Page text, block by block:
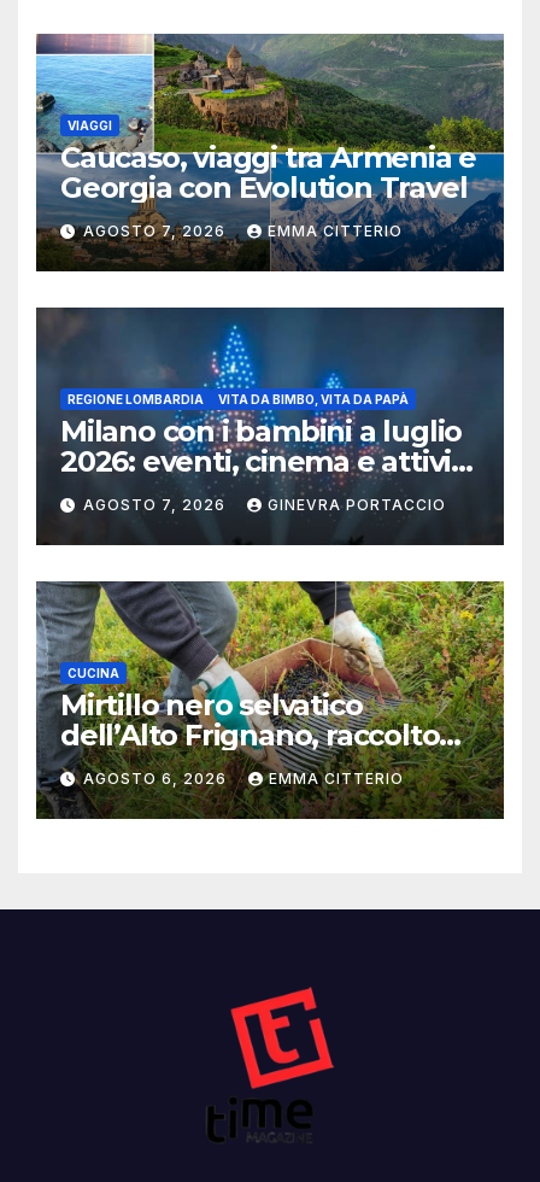
VIAGGI
Caucaso, viaggi tra Armenia e
Georgia con Evolution Travel
AGOSTO 7, 2026 EMMA CITTERIO
REGIONE LOMBARDIA VITA DA BIMBO, VITA DA PAPÀ
Milano con i bambini a luglio
2026: eventi, cinema e attività
per famiglie
AGOSTO 7, 2026 GINEVRA PORTACCIO
CUCINA
Mirtillo nero selvatico
dell’Alto Frignano, raccolto
buono e clima da monitorare
AGOSTO 6, 2026 EMMA CITTERIO